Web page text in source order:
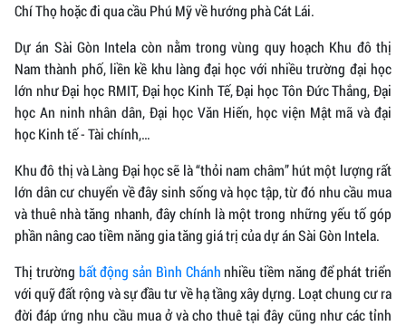
Chí Thọ hoặc đi qua cầu Phú Mỹ về hướng phà Cát Lái.
Dự án Sài Gòn Intela còn nằm trong vùng quy hoạch Khu đô thị
Nam thành phố, liền kề khu làng đại học với nhiều trường đại học
lớn như Đại học RMIT, Đại học Kinh Tế, Đại học Tôn Đức Thắng, Đại
học An ninh nhân dân, Đại học Văn Hiến, học viện Mật mã và đại
học Kinh tế - Tài chính,…
Khu đô thị và Làng Đại học sẽ là “thỏi nam châm” hút một lượng rất
lớn dân cư chuyển về đây sinh sống và học tập, từ đó nhu cầu mua
và thuê nhà tăng nhanh, đây chính là một trong những yếu tố góp
phần nâng cao tiềm năng gia tăng giá trị của dự án Sài Gòn Intela.
Thị trường bất động sản Bình Chánhnhiều tiềm năng để phát triển
với quỹ đất rộng và sự đầu tư về hạ tầng xây dựng. Loạt chung cư ra
đời đáp ứng nhu cầu mua ở và cho thuê tại đây cũng như các tỉnh